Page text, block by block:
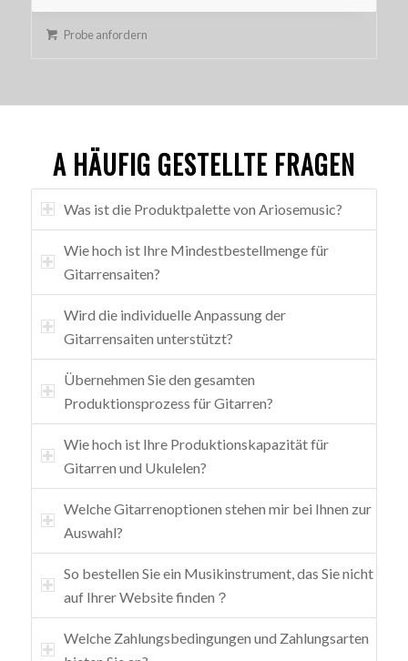
Probe anfordern
A HÄUFIG GESTELLTE FRAGEN
Was ist die Produktpalette von Ariosemusic?
Wie hoch ist Ihre Mindestbestellmenge für
Gitarrensaiten?
Wird die individuelle Anpassung der
Gitarrensaiten unterstützt?
Übernehmen Sie den gesamten
Produktionsprozess für Gitarren?
Wie hoch ist Ihre Produktionskapazität für
Gitarren und Ukulelen?
Welche Gitarrenoptionen stehen mir bei Ihnen zur
Auswahl?
So bestellen Sie ein Musikinstrument, das Sie nicht
auf Ihrer Website finden？
Welche Zahlungsbedingungen und Zahlungsarten